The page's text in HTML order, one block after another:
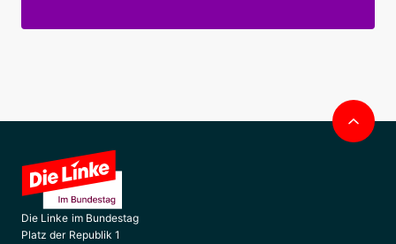
Die Linke im Bundestag
Platz der Republik 1